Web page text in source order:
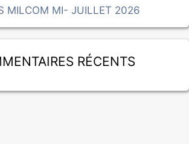
MILCOM MI- JUILLET 2026
récents